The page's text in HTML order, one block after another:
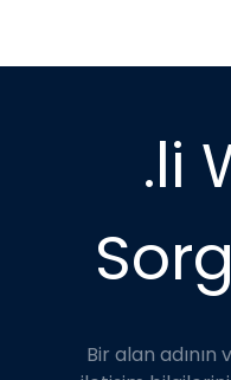
.li
Bir alan